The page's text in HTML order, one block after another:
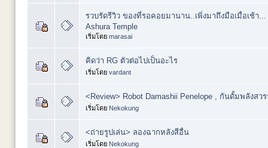
รวบรัดรีวิว ของที่รอคอยมานาน..เพิ่งมาถึงมือเมื่อเช้า...
Ashura Temple
เริ่มโดย marasai
คิดว่า RG ตัวต่อไปเป็นอะไร
เริ่มโดย vardant
<Review> Robot Damashii Penelope , กันดั้มพลังสว
เริ่มโดย Nekokung
<ถ่ายรูปเล่น> ลองฉากหลังสีอื่น
เริ่มโดย Nekokung